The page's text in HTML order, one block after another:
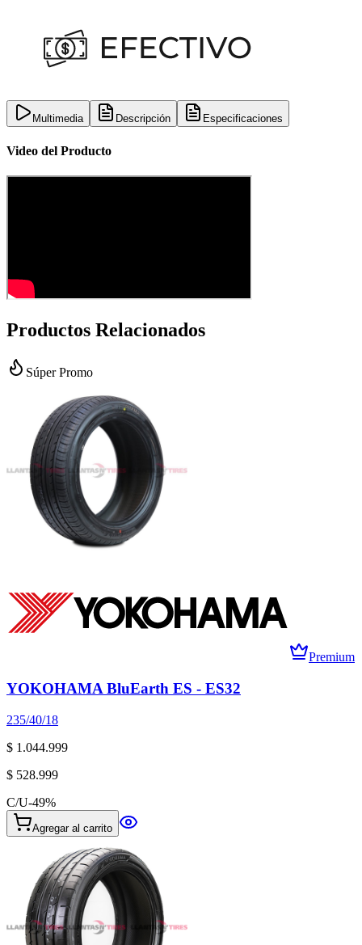
Multimedia Descripción Especificaciones
Video del Producto
Productos Relacionados
Súper Promo
Premium
YOKOHAMA BluEarth ES - ES32
235/40/18
$ 1.044.999
$ 528.999
C/U-49%
Agregar al carrito